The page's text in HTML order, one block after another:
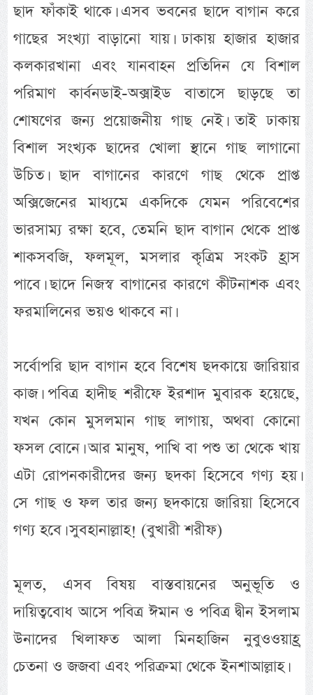
ছাদ ফাঁকাই থাকে। এসব ভবনের ছাদে বাগান করে
গাছের সংখ্যা বাড়ানো যায়। ঢাকায় হাজার হাজার
কলকারখানা এবং যানবাহন প্রতিদিন যে বিশাল
পরিমাণ কার্বনডাই-অক্সাইড বাতাসে ছাড়ছে তা
শোষণের জন্য প্রয়োজনীয় গাছ নেই। তাই ঢাকায়
বিশাল সংখ্যক ছাদের খোলা স্থানে গাছ লাগানো
উচিত। ছাদ বাগানের কারণে গাছ থেকে প্রাপ্ত
অক্সিজেনের মাধ্যমে একদিকে যেমন পরিবেশের
ভারসাম্য রক্ষা হবে, তেমনি ছাদ বাগান থেকে প্রাপ্ত
শাকসবজি, ফলমূল, মসলার কৃত্রিম সংকট হ্রাস
পাবে। ছাদে নিজস্ব বাগানের কারণে কীটনাশক এবং
ফরমালিনের ভয়ও থাকবে না।
সর্বোপরি ছাদ বাগান হবে বিশেষ ছদকায়ে জারিয়ার
কাজ। পবিত্র হাদীছ শরীফে ইরশাদ মুবারক হয়েছে,
যখন কোন মুসলমান গাছ লাগায়, অথবা কোনো
ফসল বোনে। আর মানুষ, পাখি বা পশু তা থেকে খায়
এটা রোপনকারীদের জন্য ছদকা হিসেবে গণ্য হয়।
সে গাছ ও ফল তার জন্য ছদকায়ে জারিয়া হিসেবে
গণ্য হবে। সুবহানাল্লাহ! (বুখারী শরীফ)
মূলত, এসব বিষয় বাস্তবায়নের অনুভূতি ও
দায়িত্ববোধ আসে পবিত্র ঈমান ও পবিত্র দ্বীন ইসলাম
উনাদের খিলাফত আলা মিনহাজিন নুবুওওয়াহ্র
চেতনা ও জজবা এবং পরিক্রমা থেকে ইনশাআল্লাহ।